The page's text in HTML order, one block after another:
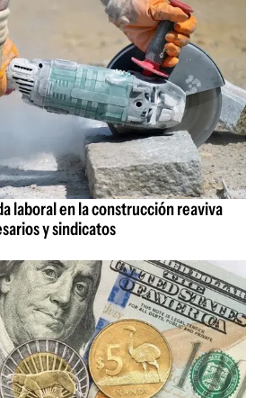
laboral en la construcción reaviva
y sindicatos